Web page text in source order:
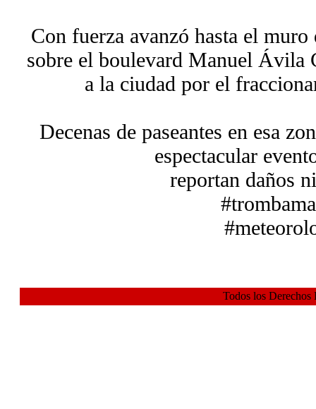
Con fuerza avanzó hasta el
sobre el boulevard Manuel Ávila
a la ciudad por el
Decenas de paseantes en esa
espectacular
reportan daños
Todos los Derechos